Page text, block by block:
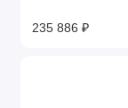
235 886 ₽